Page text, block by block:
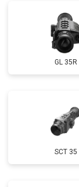
GL 35R
SCT 35